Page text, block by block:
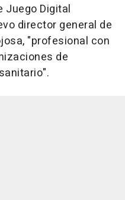
Juego Digital
director general de
"profesional con
de